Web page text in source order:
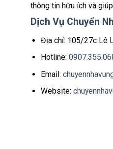
thông tin hữu ích và
Dịch Vụ Chuyển
Địa chỉ: 105/27c Lê
Hotline:
Email:
Website: